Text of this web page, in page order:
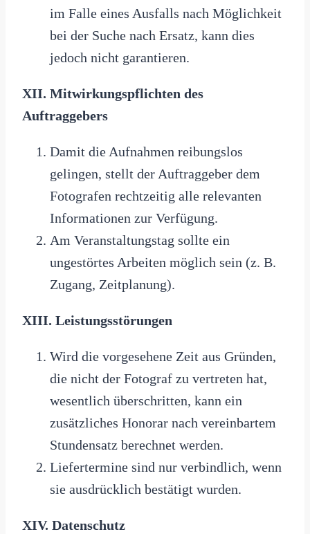
im Falle eines Ausfalls nach Möglichkeit
bei der Suche nach Ersatz, kann dies
jedoch nicht garantieren.
XII. Mitwirkungspflichten des
Auftraggebers
Damit die Aufnahmen reibungslos
gelingen, stellt der Auftraggeber dem
Fotografen rechtzeitig alle relevanten
Informationen zur Verfügung.
Am Veranstaltungstag sollte ein
ungestörtes Arbeiten möglich sein (z. B.
Zugang, Zeitplanung).
XIII. Leistungsstörungen
Wird die vorgesehene Zeit aus Gründen,
die nicht der Fotograf zu vertreten hat,
wesentlich überschritten, kann ein
zusätzliches Honorar nach vereinbartem
Stundensatz berechnet werden.
Liefertermine sind nur verbindlich, wenn
sie ausdrücklich bestätigt wurden.
XIV. Datenschutz